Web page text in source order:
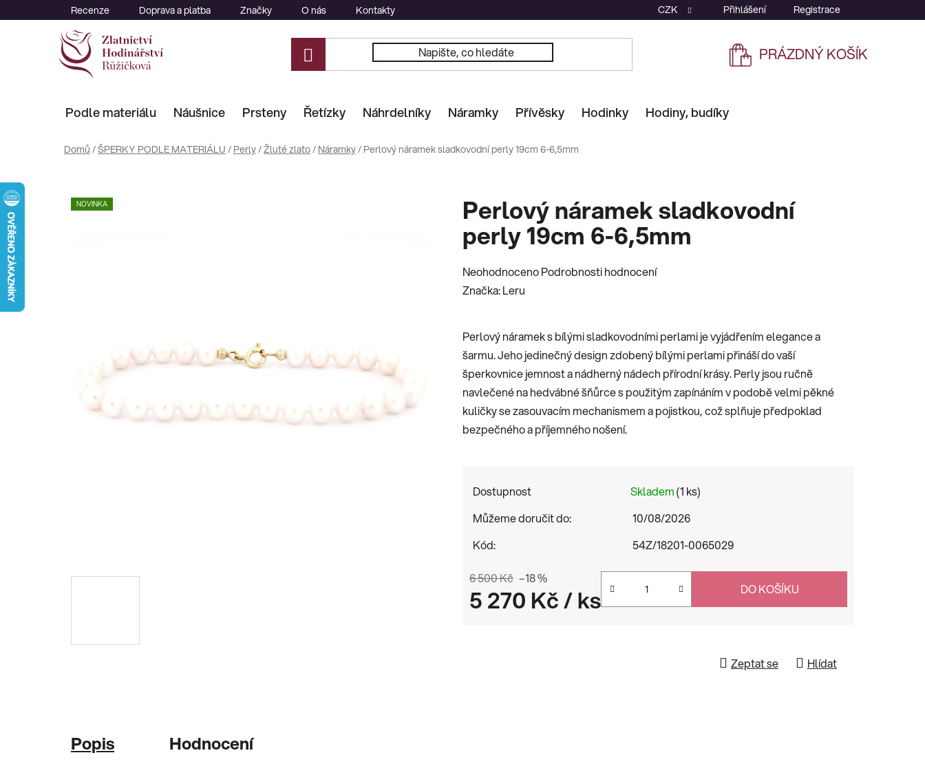
na
Recenze Doprava a platba Značky O nás Kontakty CZK Přihlášení Registrace
NÁKUPNÍ
PRÁZDNÝ KOŠÍK
Podle materiálu Náušnice Prsteny Řetízky Náhrdelníky Náramky Přívěsky Hodinky Hodiny, budíky
Domů /ŠPERKY PODLE MATERIÁLU / Perly/Žluté zlato/ Náramky/ Perlový náramek sladkovodní perly 19cm 6-6,5mm
Perlový náramek sladkovodní
perly 19cm 6-6,5mm
Průměrné
hodnocení
0,0
z
5
hvězdiček.
NeohodnocenoPodrobnosti hodnocení
Značka:Leru
Perlový náramek s bílými sladkovodními perlami je vyjádřením elegance a
šarmu. Jeho jedinečný design zdobený bílými perlami přináší do vaší
šperkovnice jemnost a nádherný nádech přírodní krásy.Perly jsou ručně
navlečené na hedvábné šňůrce s použitým zapínáním v podobě velmi pěkné
kuličky se zasouvacím mechanismem a pojistkou, což splňuje předpoklad
bezpečného a příjemného nošení.
Dostupnost Skladem(1 ks)
Můžeme doručit do:
10/08/2026
Kód:
54Z/18201-0065029
6 500 Kč –18 %
5 270 Kč/ ks DO KOŠÍKU
Zeptat se Hlídat
NOVINKA
Popis
Hodnocení